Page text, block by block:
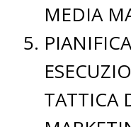
MEDIA
TATTICA